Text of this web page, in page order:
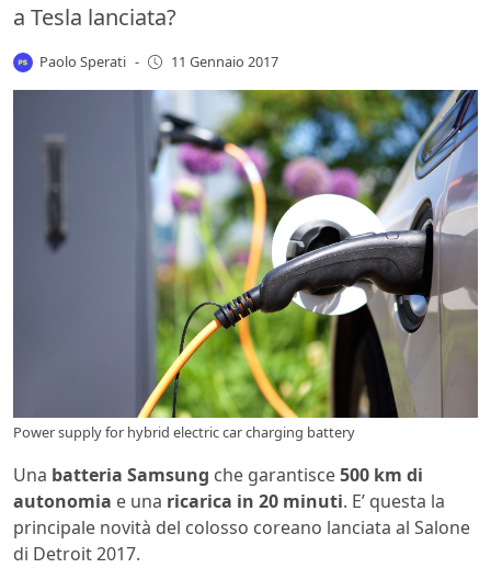
a Tesla lanciata?
Paolo Sperati - 11 Gennaio 2017
Power supply for hybrid electric car charging battery
Una batteria Samsung che garantisce500 km di
autonomia e una ricarica in 20 minuti. E’ questa la
principale novità del colosso coreano lanciata al Salone
di Detroit 2017.